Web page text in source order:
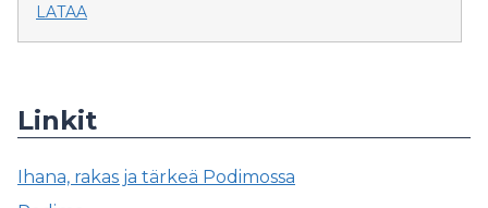
LATAA
Linkit
Ihana, rakas ja tärkeä Podimossa